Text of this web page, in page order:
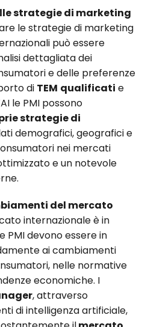
strategie di marketing
le strategie di marketing
può essere
dettagliata dei
e delle preferenze
di TEM qualificati e
le PMI possono
strategie di
demografici, geografici e
nei mercati
e un notevole
del mercato
internazionale è in
PMI devono essere in
ai cambiamenti
nelle normative
economiche. I
, attraverso
di intelligenza artificiale,